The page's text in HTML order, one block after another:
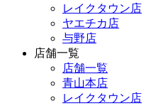
レイクタウン店
ヤエチカ店
与野店
店舗一覧
店舗一覧
青山本店
レイクタウン店